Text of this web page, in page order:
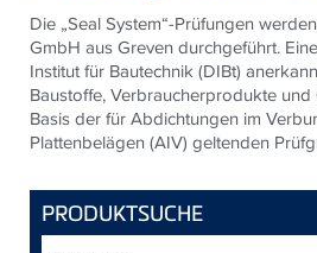
Die „Seal System“-Prüfungen
GmbH ausGreven durchgeführt. E
Institut für Bautechnik (DIBt)
Baustoffe, Verbraucherprodukte und
Basis der für Abdichtungen im
Plattenbelägen (AIV) geltenden
PRODUKTSUCHE